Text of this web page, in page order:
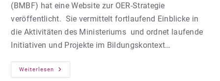
(BMBF) hat eine Website zur OER-Strategie
veröffentlicht. Sie vermittelt fortlaufend Einblicke in
die Aktivitäten des Ministeriums und ordnet laufende
Initiativen und Projekte im Bildungskontext…
Weiterlesen
Website
Zur